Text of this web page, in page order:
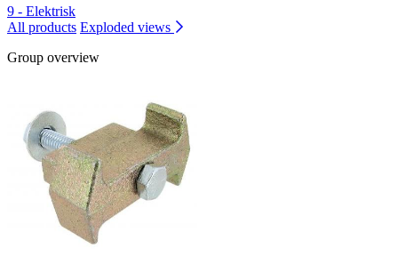
9 - Elektrisk
All products Exploded views
Group overview